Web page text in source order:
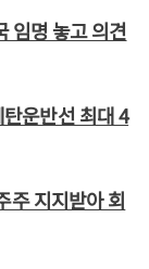
임명 놓고 의견
운반선 최대 4
주 지지받아 회